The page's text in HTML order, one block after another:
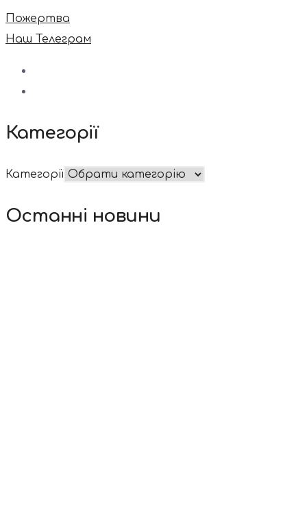
Пожертва
Наш Телеграм
Категорії
Категорії
Останні новини